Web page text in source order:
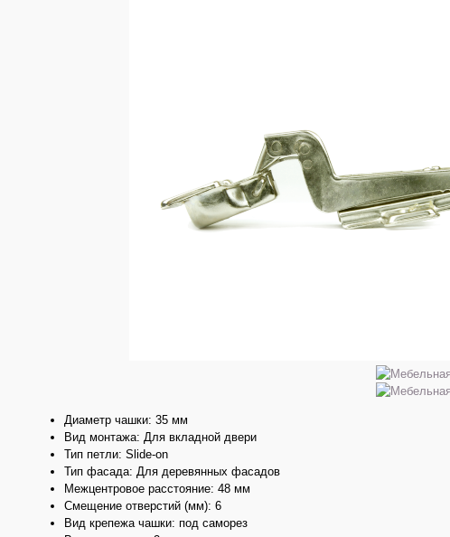
Диаметр чашки: 35 мм
Вид монтажа: Для вкладной двери
Тип петли: Slide-on
Тип фасада: Для деревянных фасадов
Межцентровое расстояние: 48 мм
Смещение отверстий (мм): 6
Вид крепежа чашки: под саморез